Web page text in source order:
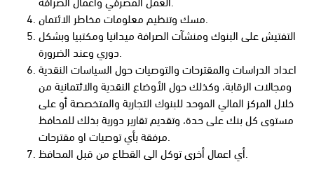
مسك وتنظيم معلومات مخاطر الائتمان.
التفتيش على البنوك ومنشآت الصرافة ميدانيا ومكتبيا وبشكل
دوري وعند الضرورة.
اعداد الدراسات والمقترحات والتوصيات حول السياسات النقدية
ومجالات الرقابة، وكذلك حول الأوضاع النقدية والائتمانية من
خلال المركز المالي الموحد للبنوك التجارية والمتخصصة أو على
مستوى كل بنك على حدة، وتقديم تقارير دورية بذلك للمحافظ
مرفقة بأي توصيات او مقترحات.
أي اعمال أخرى توكل الى القطاع من قبل المحافظ.